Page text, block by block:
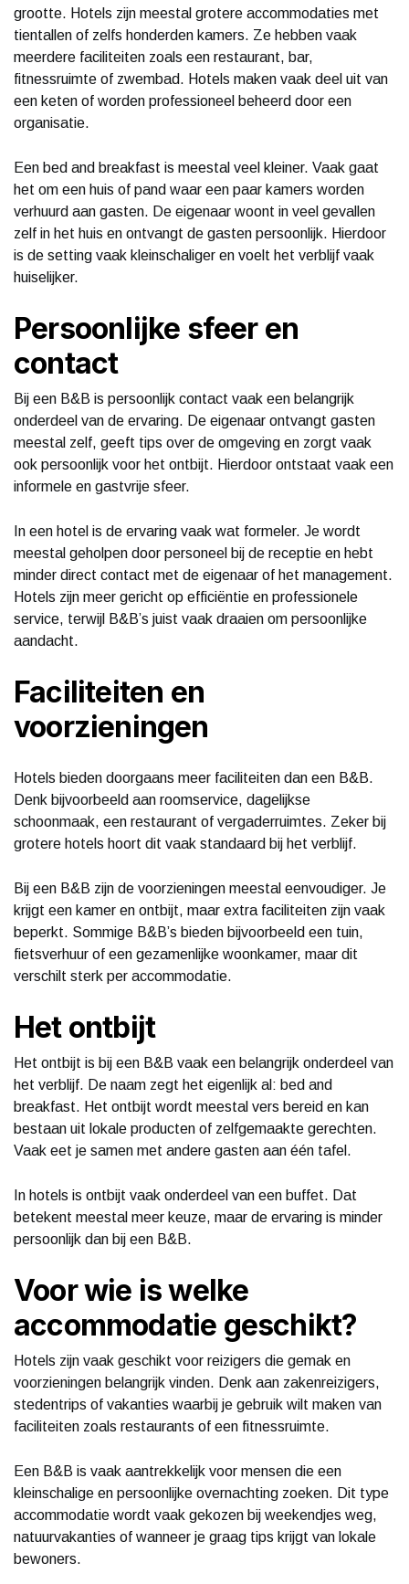
grootte. Hotels zijn meestal grotere accommodaties met
tientallen of zelfs honderden kamers. Ze hebben vaak
meerdere faciliteiten zoals een restaurant, bar,
fitnessruimte of zwembad. Hotels maken vaak deel uit van
een keten of worden professioneel beheerd door een
organisatie.
Een bed and breakfast is meestal veel kleiner. Vaak gaat
het om een huis of pand waar een paar kamers worden
verhuurd aan gasten. De eigenaar woont in veel gevallen
zelf in het huis en ontvangt de gasten persoonlijk. Hierdoor
is de setting vaak kleinschaliger en voelt het verblijf vaak
huiselijker.
Persoonlijke sfeer en
contact
Bij een B&B is persoonlijk contact vaak een belangrijk
onderdeel van de ervaring. De eigenaar ontvangt gasten
meestal zelf, geeft tips over de omgeving en zorgt vaak
ook persoonlijk voor het ontbijt. Hierdoor ontstaat vaak een
informele en gastvrije sfeer.
In een hotel is de ervaring vaak wat formeler. Je wordt
meestal geholpen door personeel bij de receptie en hebt
minder direct contact met de eigenaar of het management.
Hotels zijn meer gericht op efficiëntie en professionele
service, terwijl B&B’s juist vaak draaien om persoonlijke
aandacht.
Faciliteiten en
voorzieningen
Hotels bieden doorgaans meer faciliteiten dan een B&B.
Denk bijvoorbeeld aan roomservice, dagelijkse
schoonmaak, een restaurant of vergaderruimtes. Zeker bij
grotere hotels hoort dit vaak standaard bij het verblijf.
Bij een B&B zijn de voorzieningen meestal eenvoudiger. Je
krijgt een kamer en ontbijt, maar extra faciliteiten zijn vaak
beperkt. Sommige B&B’s bieden bijvoorbeeld een tuin,
fietsverhuur of een gezamenlijke woonkamer, maar dit
verschilt sterk per accommodatie.
Het ontbijt
Het ontbijt is bij een B&B vaak een belangrijk onderdeel van
het verblijf. De naam zegt het eigenlijk al: bed and
breakfast. Het ontbijt wordt meestal vers bereid en kan
bestaan uit lokale producten of zelfgemaakte gerechten.
Vaak eet je samen met andere gasten aan één tafel.
In hotels is ontbijt vaak onderdeel van een buffet. Dat
betekent meestal meer keuze, maar de ervaring is minder
persoonlijk dan bij een B&B.
Voor wie is welke
accommodatie geschikt?
Hotels zijn vaak geschikt voor reizigers die gemak en
voorzieningen belangrijk vinden. Denk aan zakenreizigers,
stedentrips of vakanties waarbij je gebruik wilt maken van
faciliteiten zoals restaurants of een fitnessruimte.
Een B&B is vaak aantrekkelijk voor mensen die een
kleinschalige en persoonlijke overnachting zoeken. Dit type
accommodatie wordt vaak gekozen bij weekendjes weg,
natuurvakanties of wanneer je graag tips krijgt van lokale
bewoners.